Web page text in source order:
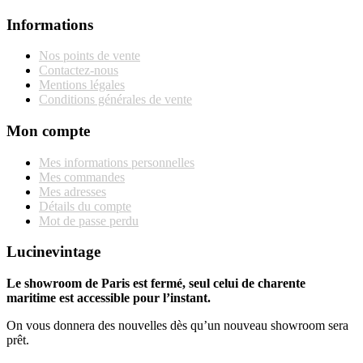
Informations
Nos points de vente
Contactez-nous
Mentions légales
Conditions générales de vente
Mon compte
Mes informations personnelles
Mes commandes
Mes adresses
Détails du compte
Mot de passe perdu
Lucinevintage
Le showroom de Paris est fermé, seul celui de charente
maritime est accessible pour l’instant.
On vous donnera des nouvelles dès qu’un nouveau showroom sera
prêt.